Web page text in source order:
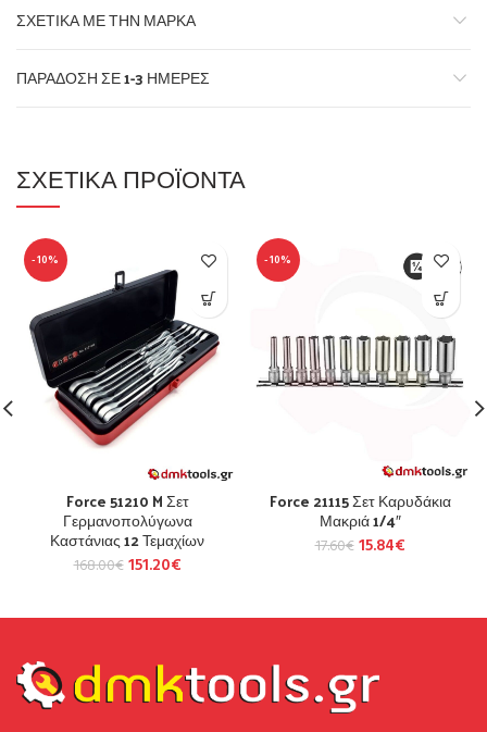
ΣΧΕΤΙΚΆ ΜΕ ΤΗΝ ΜΆΡΚΑ
ΠΑΡΆΔΟΣΗ ΣΕ 1-3 ΗΜΈΡΕΣ
ΣΧΕΤΙΚΆ ΠΡΟΪΌΝΤΑ
-10%
Force 51210 M Σετ
Γερμανοπολύγωνα
Καστάνιας 12 Τεμαχίων
168.00€ 151.20€
-10%
Force 21115 Σετ Καρυδάκια
Μακριά 1/4″
17.60€ 15.84€